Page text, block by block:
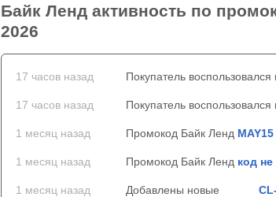
Байк Ленд активность по
2026
17 часов назад Покупатель воспользовался
17 часов назад Покупатель воспользовался
1 месяц назад Промокод Байк Ленд MAY15
1 месяц назад Промокод Байк Ленд код
1 месяц назад
Добавлены новые